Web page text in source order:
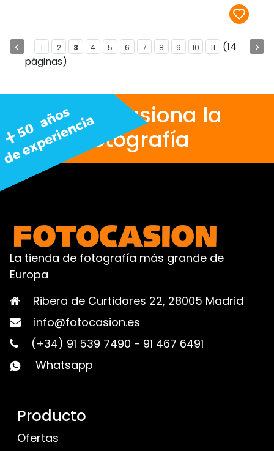
1 2 3 4 5 6 7 8 9 10 11
(14
páginas)
Nos apasiona la
fotografía
La tienda de fotografía más grande de
Europa
Ribera de Curtidores 22, 28005 Madrid
info@fotocasion.es
(+34) 91 539 7490 - 91 467 6491
Whatsapp
Producto
Ofertas